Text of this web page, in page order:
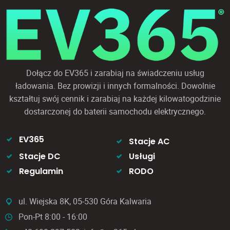
Dołącz do EV365 i zarabiaj na świadczeniu usług
ładowania. Bez prowizji i innych formalności. Dowolnie
kształtuj swój cennik i zarabiaj na każdej kilowatogodzinie
dostarczonej do baterii samochodu elektrycznego.
EV365
Stacje AC
Stacje DC
Usługi
Regulamin
RODO
ul. Wiejska 8K, 05-530 Góra Kalwaria
Pon-Pt 8:00 - 16:00